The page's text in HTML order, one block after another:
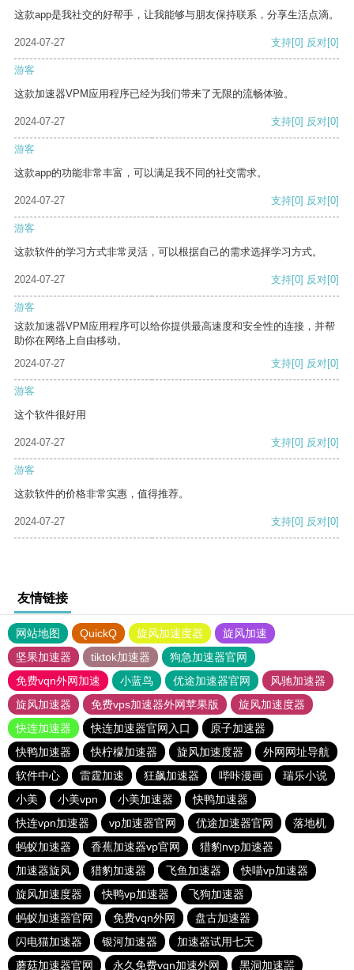
这款app是我社交的好帮手，让我能够与朋友保持联系，分享生活点滴。
2024-07-27 支持[0] 反对[0]
游客
这款加速器VPM应用程序已经为我们带来了无限的流畅体验。
2024-07-27 支持[0] 反对[0]
游客
这款app的功能非常丰富，可以满足我不同的社交需求。
2024-07-27 支持[0] 反对[0]
游客
这款软件的学习方式非常灵活，可以根据自己的需求选择学习方式。
2024-07-27 支持[0] 反对[0]
游客
这款加速器VPM应用程序可以给你提供最高速度和安全性的连接，并帮
助你在网络上自由移动。
2024-07-27
支持[0] 反对[0]
游客
这个软件很好用
2024-07-27 支持[0] 反对[0]
游客
这款软件的价格非常实惠，值得推荐。
2024-07-27 支持[0] 反对[0]
友情链接
网站地图 QuickQ 旋风加速度器
旋风加速
坚果加速器
tiktok加速器
狗急加速器官网
免费vqn外网加速
小蓝鸟 优途加速器官网
风驰加速器
旋风加速器
免费vps加速器外网苹果版
旋风加速度器
快连加速器
快连加速器官网入口
原子加速器
快鸭加速器
快柠檬加速器 旋风加速度器
外网网址导航
软件中心
雷霆加速 狂飙加速器 哔咔漫画
瑞乐小说
小美
小美vpn 小美加速器
快鸭加速器
快连vρn加速器
vp加速器官网 优途加速器官网
落地机
蚂蚁加速器
香蕉加速器vp官网
猎豹nvp加速器
加速器旋风
猎豹加速器 飞鱼加速器
快喵vp加速器
旋风加速度器
快鸭vp加速器
飞狗加速器
蚂蚁加速器官网
免费vqn外网
盘古加速器
闪电猫加速器
银河加速器
加速器试用七天
蘑菇加速器官网
永久免费vqn加速外网 黑洞加速噐